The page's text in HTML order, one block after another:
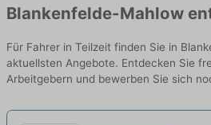
Blankenfelde-Mahlow
Für Fahrer in Teilzeit finden Sie in
aktuellsten Angebote. Entdecken Sie
Arbeitgebern und bewerben Sie sich